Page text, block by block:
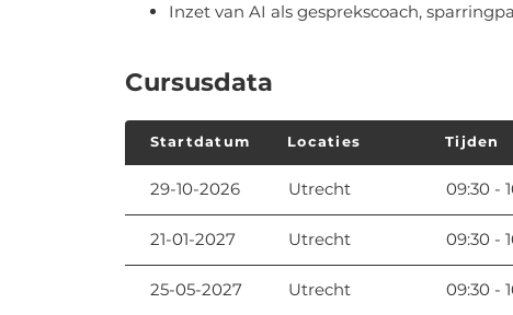
Inzet van AI als gesprekscoach,
Cursusdata
Startdatum Locaties Tijden
29-10-2026 Utrecht 09:30 -
21-01-2027 Utrecht 09:30 -
25-05-2027 Utrecht 09:30 -